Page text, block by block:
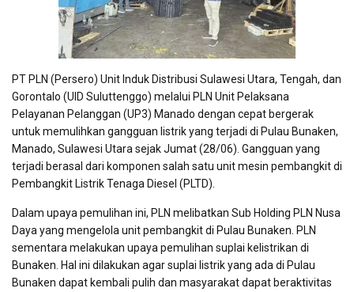
PT PLN (Persero) Unit Induk Distribusi Sulawesi Utara, Tengah, dan
Gorontalo (UID Suluttenggo) melalui PLN Unit Pelaksana
Pelayanan Pelanggan (UP3) Manado dengan cepat bergerak
untuk memulihkan gangguan listrik yang terjadi di Pulau Bunaken,
Manado, Sulawesi Utara sejak Jumat (28/06). Gangguan yang
terjadi berasal dari komponen salah satu unit mesin pembangkit di
Pembangkit Listrik Tenaga Diesel (PLTD).
Dalam upaya pemulihan ini, PLN melibatkan Sub Holding PLN Nusa
Daya yang mengelola unit pembangkit di Pulau Bunaken. PLN
sementara melakukan upaya pemulihan suplai kelistrikan di
Bunaken. Hal ini dilakukan agar suplai listrik yang ada di Pulau
Bunaken dapat kembali pulih dan masyarakat dapat beraktivitas